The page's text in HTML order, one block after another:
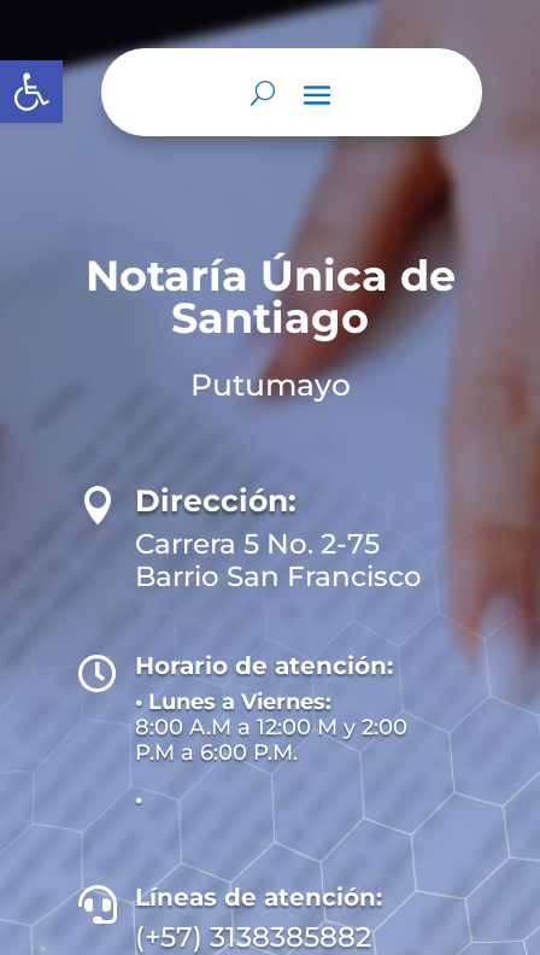
Abrir barra de herramientas
Notaría Única de
Santiago
Putumayo
 Dirección:
Carrera 5 No. 2-75
Barrio San Francisco
 Horario de atención:
• Lunes a Viernes:
8:00 A.M a 12:00 M y 2:00
P.M a 6:00 P.M.
•
 Líneas de atención:
(+57) 3138385882